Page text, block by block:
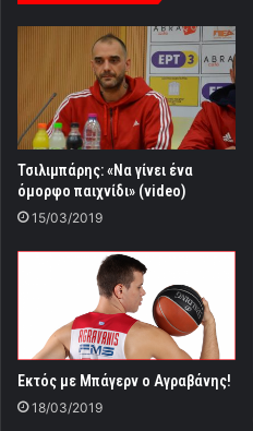
Τσιλιμπάρης: «Να γίνει ένα
όμορφο παιχνίδι» (video)
15/03/2019
Εκτός με Μπάγερν ο Αγραβάνης!
18/03/2019